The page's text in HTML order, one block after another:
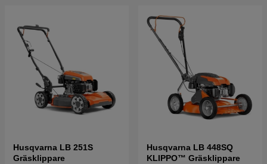
Husqvarna LB 251S
Gräsklippare
Husqvarna LB 448SQ
KLIPPO™ Gräsklippare